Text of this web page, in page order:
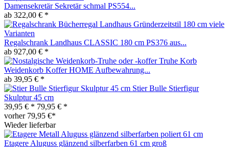
Damensekretär Sekretär schmal PS554...
ab 322,00 € *
Regalschrank Landhaus CLASSIC 180 cm PS376 aus...
ab 927,00 € *
Truhe Korb
Weidenkorb Koffer HOME Aufbewahrung...
ab 39,95 € *
Stier Bulle Stierfigur
Skulptur 45 cm
39,95 € * 79,95 € *
vorher 79,95 €*
Wieder lieferbar
Etagere Aluguss glänzend silberfarben 61 cm groß